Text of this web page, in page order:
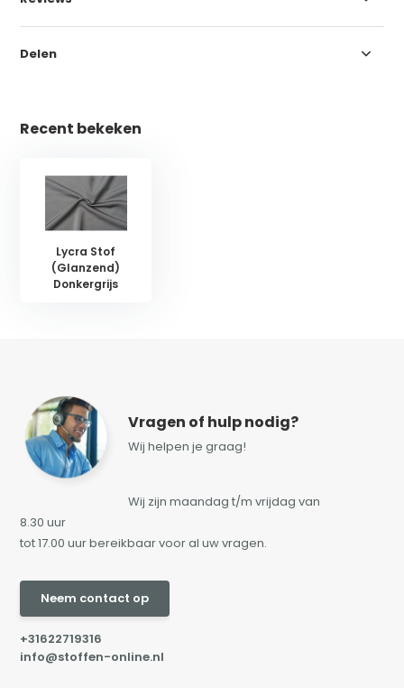
Delen
Recent bekeken
Lycra Stof
(Glanzend)
Donkergrijs
Vragen of hulp nodig?
Wij helpen je graag!
Wij zijn maandag t/m vrijdag van
8.30 uur
tot 17.00 uur bereikbaar voor al uw vragen.
Neem contact op
+31622719316
info@stoffen-online.nl